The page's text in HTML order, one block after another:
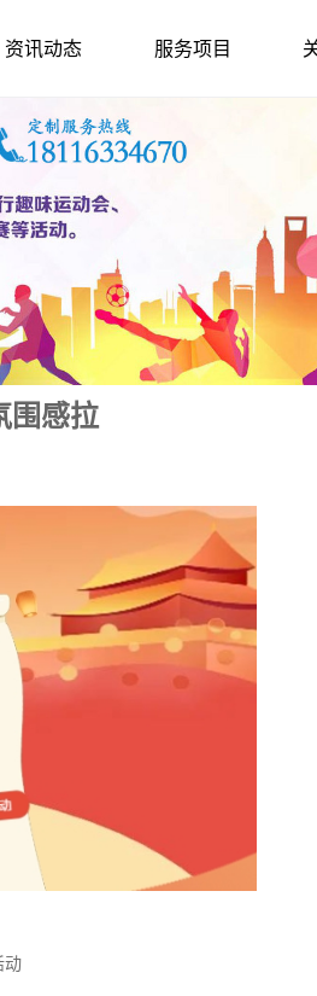
资讯动态 服务项目
围感拉
2024-10-1
动